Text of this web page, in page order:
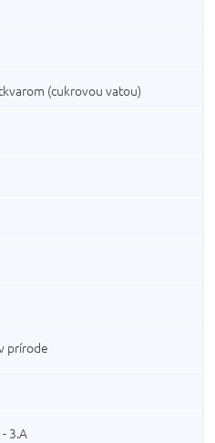
(cukrovou vatou)
prírode
3.A